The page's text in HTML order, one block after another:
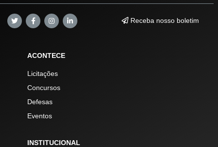
Receba nosso boletim
ACONTECE
Licitações
Concursos
Defesas
Eventos
INSTITUCIONAL